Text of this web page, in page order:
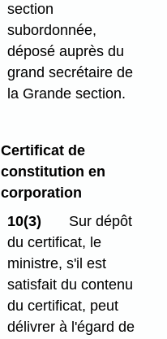
section
subordonnée,
déposé auprès du
grand secrétaire de
la Grande section.
Certificat de
constitution en
corporation
10(3)
Sur dépôt
du certificat, le
ministre, s'il est
satisfait du contenu
du certificat, peut
délivrer à l'égard de